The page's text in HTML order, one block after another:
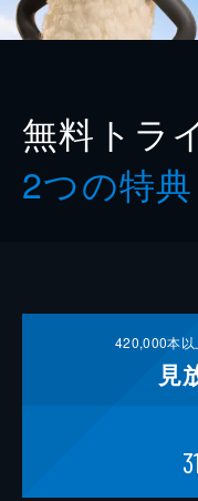
無料トラ
2つの特典
420,000本
見
31